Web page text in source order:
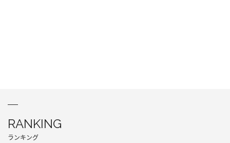
RANKING
ランキング